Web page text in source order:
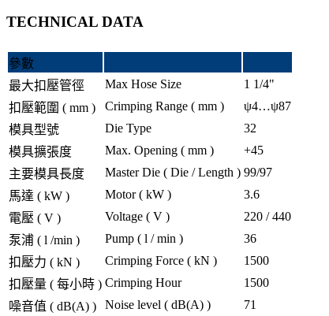
TECHNICAL DATA
參數
最大扣壓管徑
Max Hose Size
1 1/4"
扣壓範圍 ( mm )
Crimping Range ( mm )
ψ4…ψ87
模具型號
Die Type
32
模具擴張度
Max. Opening ( mm )
+45
主要模具長度
Master Die ( Die / Length ) 99/97
馬達 ( kW )
Motor ( kW )
3.6
電壓 ( V )
Voltage ( V )
220 / 440
泵浦 ( l /min )
Pump ( l / min )
36
扣壓力 ( kN )
Crimping Force ( kN )
1500
扣壓量 ( 每小時 ) Crimping Hour
1500
噪音值 ( dB(A) )
Noise level ( dB(A) )
71